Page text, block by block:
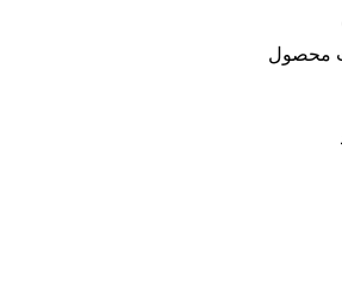
محصول